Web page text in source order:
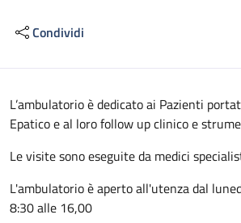
Condividi
Descrizione
L’ambulatorio è dedicato ai Pazienti
Epatico e al loro follow up clinico e
Le visite sono eseguite da medici
L'ambulatorio è aperto all'utenza dal
8:30 alle 16,00